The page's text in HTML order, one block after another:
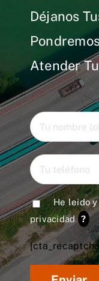
Déjanos
Atender
He leido
privacidad ?